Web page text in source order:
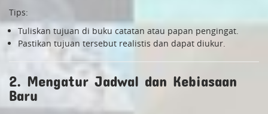
Tips:
Tuliskan tujuan di buku catatan atau papan pengingat.
Pastikan tujuan tersebut realistis dan dapat diukur.
2. Mengatur Jadwal dan Kebiasaan
Baru